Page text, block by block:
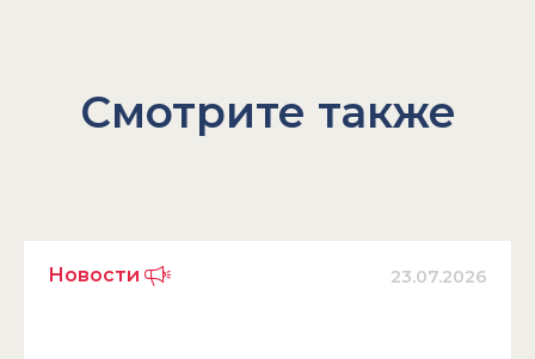
Смотрите также
Новости 23.07.2026